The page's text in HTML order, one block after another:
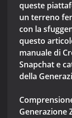
queste
un terreno
con la
questo
manuale di
Snapchat e
della
Generazione